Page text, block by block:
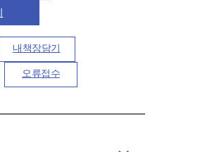
내책장담기
오류접수